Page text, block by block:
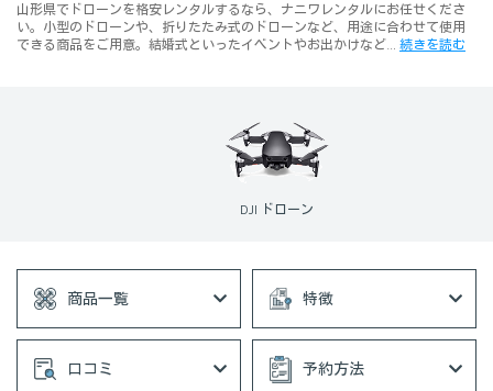
山形県でドローンを格安レンタルするなら、ナニワレンタルにお任せくださ
い。小型のドローンや、折りたたみ式のドローンなど、用途に合わせて使用
できる商品をご用意。結婚式といったイベントやお出かけなど… 続きを読む
DJI ドローン
商品一覧 特徴
口コミ 予約方法